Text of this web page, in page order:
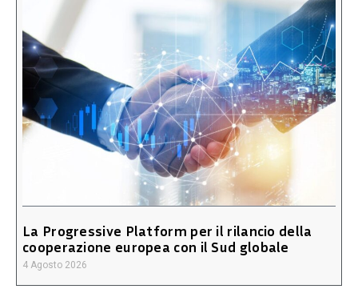
La Progressive Platform per il rilancio della
cooperazione europea con il Sud globale
4 Agosto 2026